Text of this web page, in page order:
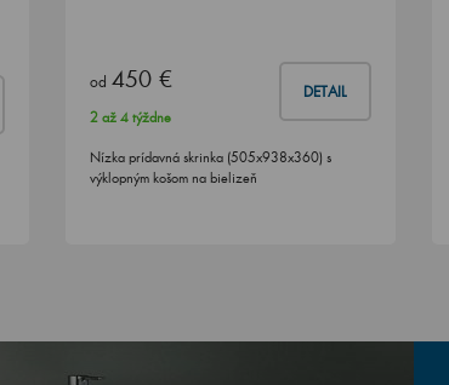
od 450 € DETAIL
2 až 4 týždne
Nízka prídavná skrinka (505x938x360) s
výklopným košom na bielizeň